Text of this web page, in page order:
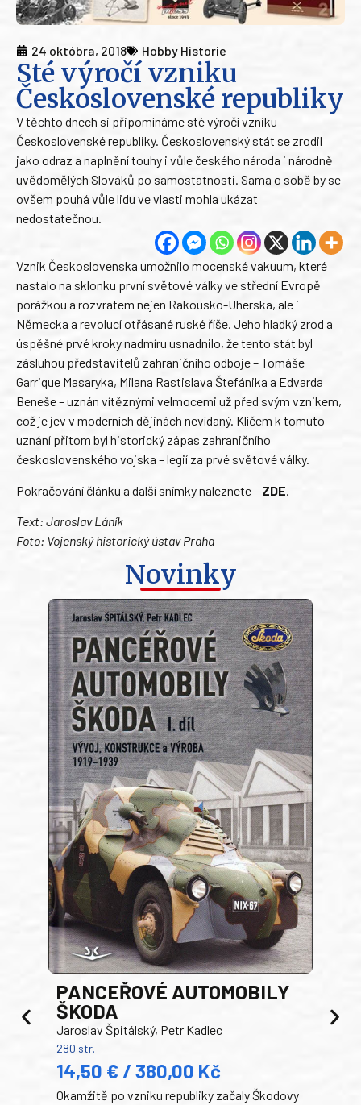
24 októbra, 2018 Hobby Historie
Sté výročí vzniku
Československé republiky
V těchto dnech si připomínáme sté výročí vzniku
Československé republiky. Československý stát se zrodil
jako odraz a naplnění touhy i vůle českého národa i národně
uvědomělých Slováků po samostatnosti. Sama o sobě by se
ovšem pouhá vůle lidu ve vlasti mohla ukázat
nedostatečnou.
Vznik Československa umožnilo mocenské vakuum, které
nastalo na sklonku první světové války ve střední Evropě
porážkou a rozvratem nejen Rakousko-Uherska, ale i
Německa a revolucí otřásané ruské říše. Jeho hladký zrod a
úspěšné prvé kroky nadmíru usnadnilo, že tento stát byl
zásluhou představitelů zahraničního odboje – Tomáše
Garrique Masaryka, Milana Rastislava Štefánika a Edvarda
Beneše – uznán vítěznými velmocemi už před svým vznikem,
což je jev v moderních dějinách nevídaný. Klíčem k tomuto
uznání přitom byl historický zápas zahraničního
československého vojska – legií za prvé světové války.
Pokračování článku a další snímky naleznete – ZDE
Text: Jaroslav Láník
Foto: Vojenský historický ústav Praha
Novinky
PANCEŘOVÉ AUTOMOBILY
ŠKODA
Jaroslav Špitálský, Petr Kadlec
280 str.
14,50 € / 380,00 Kč
Okamžitě po vzniku republiky začaly Škodovy